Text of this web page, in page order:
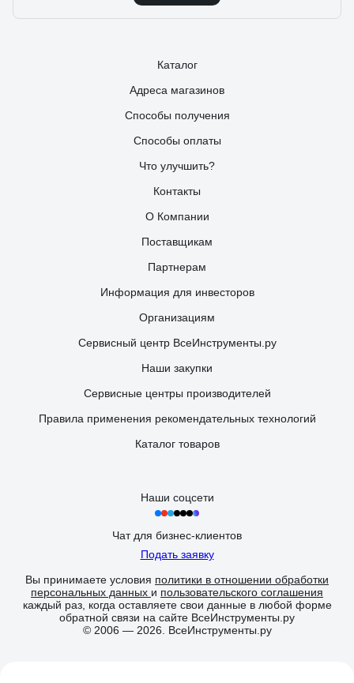
Каталог
Адреса магазинов
Способы получения
Способы оплаты
Что улучшить?
Контакты
О Компании
Поставщикам
Партнерам
Информация для инвесторов
Организациям
Сервисный центр ВсеИнструменты.ру
Наши закупки
Сервисные центры производителей
Правила применения рекомендательных технологий
Каталог товаров
Наши соцсети
Чат для бизнес-клиентов
Подать заявку
Вы принимаете условия политики в отношении обработки
персональных данных и пользовательского соглашения
каждый раз, когда оставляете свои данные в любой форме
обратной связи на сайте ВсеИнструменты.ру
© 2006 — 2026. ВсеИнструменты.ру